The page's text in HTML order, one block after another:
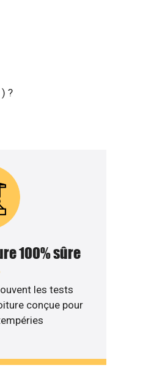
?
100% sûre
les tests
conçue pour